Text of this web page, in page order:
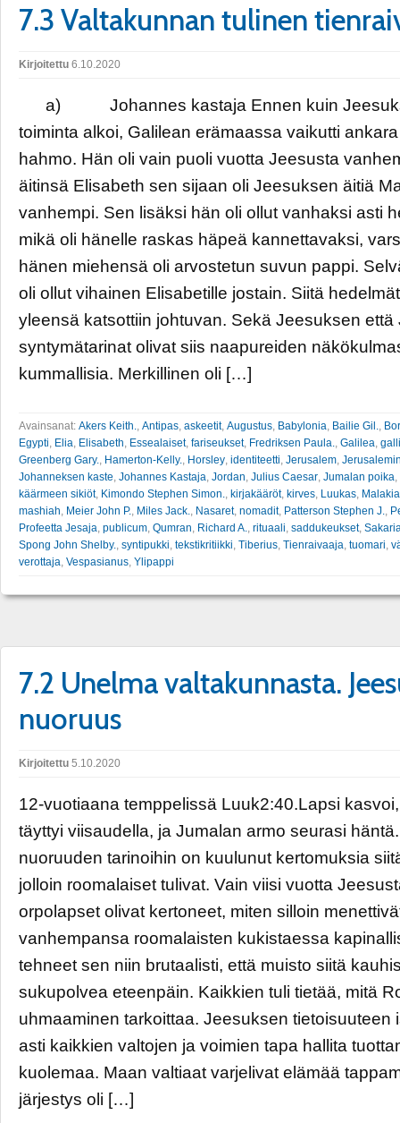
7.3 Valtakunnan tulinen
Kirjoitettu 6.10.2020
a) Johannes kastaja Ennen kuin
toiminta alkoi, Galilean erämaassa vaikutti
hahmo. Hän oli vain puoli vuotta Jeesusta
äitinsä Elisabeth sen sijaan oli Jeesuksen äitiä
vanhempi. Sen lisäksi hän oli ollut vanhaksi asti
mikä oli hänelle raskas häpeä kannettavaksi,
hänen miehensä oli arvostetun suvun pappi.
oli ollut vihainen Elisabetille jostain. Siitä
yleensä katsottiin johtuvan. Sekä Jeesuksen
syntymätarinat olivat siis naapureiden
kummallisia. Merkillinen oli […]
Avainsanat: Akers Keith., Antipas, askeetit, Augustus, Babylonia, Bailie Gil.,
Egypti, Elia, Elisabeth, Essealaiset, fariseukset, Fredriksen Paula., Galilea,
Greenberg Gary., Hamerton-Kelly., Horsley, identiteetti, Jerusalem,
Johanneksen kaste, Johannes Kastaja, Jordan, Julius Caesar, Jumalan poika,
käärmeen sikiöt, Kimondo Stephen Simon., kirjakääröt, kirves, Luukas, Malakia
mashiah, Meier John P., Miles Jack., Nasaret, nomadit, Patterson Stephen J.,
Profeetta Jesaja, publicum, Qumran, Richard A., rituaali, saddukeukset,
Spong John Shelby., syntipukki, tekstikritiikki, Tiberius, Tienraivaaja, tuomari,
verottaja, Vespasianus, Ylipappi
7.2 Unelma valtakunnasta.
nuoruus
Kirjoitettu 5.10.2020
12-vuotiaana temppelissä Luuk2:40.Lapsi
täyttyi viisaudella, ja Jumalan armo seurasi
nuoruuden tarinoihin on kuulunut kertomuksia
jolloin roomalaiset tulivat. Vain viisi vuotta
orpolapset olivat kertoneet, miten silloin
vanhempansa roomalaisten kukistaessa
tehneet sen niin brutaalisti, että muisto siitä
sukupolvea eteenpäin. Kaikkien tuli tietää, mitä
uhmaaminen tarkoittaa. Jeesuksen tietoisuuteen
asti kaikkien valtojen ja voimien tapa hallita
kuolemaa. Maan valtiaat varjelivat elämää
järjestys oli […]